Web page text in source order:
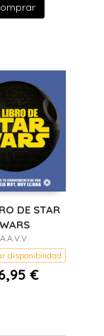
DE STAR
WARS
A.A.V.V.
disponibilidad
€